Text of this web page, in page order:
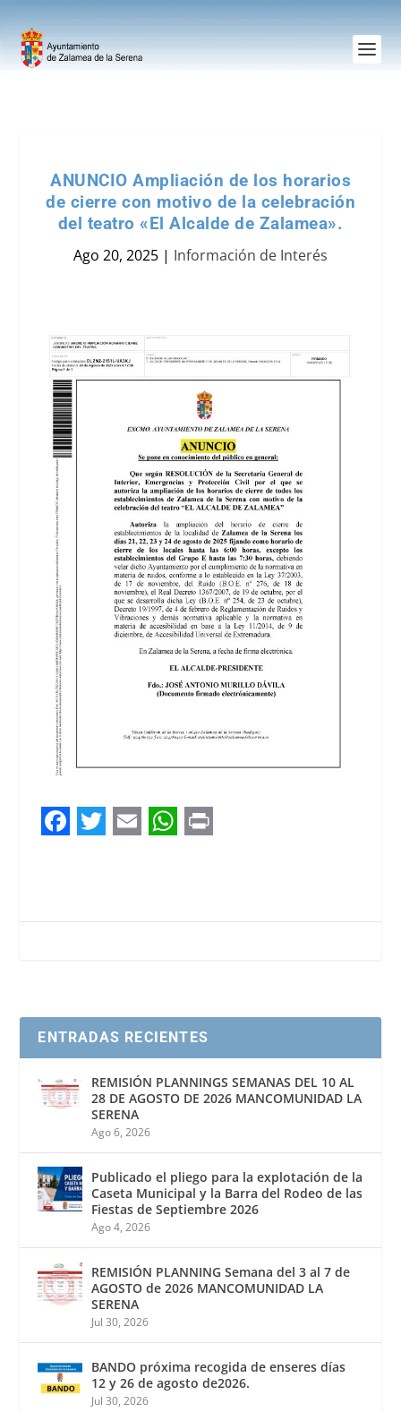
ANUNCIO Ampliación de los horarios
de cierre con motivo de la celebración
del teatro «El Alcalde de Zalamea».
Ago 20, 2025 | Información de Interés
e
o
k
t
r
i t
p
p
n
ENTRADAS RECIENTES
REMISIÓN PLANNINGS SEMANAS DEL 10 AL
28 DE AGOSTO DE 2026 MANCOMUNIDAD LA
SERENA
Ago 6, 2026
Publicado el pliego para la explotación de la
Caseta Municipal y la Barra del Rodeo de las
Fiestas de Septiembre 2026
Ago 4, 2026
REMISIÓN PLANNING Semana del 3 al 7 de
AGOSTO de 2026 MANCOMUNIDAD LA
SERENA
Jul 30, 2026
BANDO próxima recogida de enseres días
12 y 26 de agosto de2026.
Jul 30, 2026